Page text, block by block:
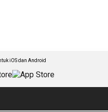
iOS dan Android